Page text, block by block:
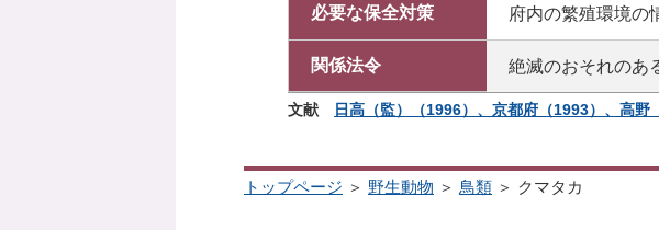
必要な保全対策 府内の繁殖環境の
関係法令 絶滅のおそれのあ
文献 日高（監）（1996）、京都府（1993）、高野
トップページ ＞ 野生動物 ＞ 鳥類 ＞ クマタカ